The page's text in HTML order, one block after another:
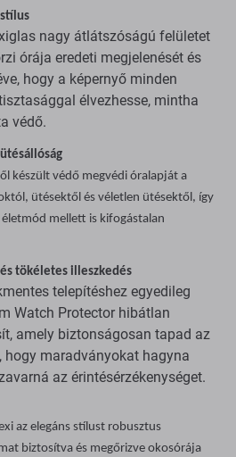
nagy átlátszóságú felületet
órája eredeti megjelenését és
hogy a képernyő minden
élvezhesse, mintha
védő.
készült védő megvédi óralapját a
ütésektől és véletlen ütésektől, így
mellett is kifogástalan
és tökéletes illeszkedés
telepítéshez egyedileg
Watch Protector hibátlan
amely biztonságosan tapad az
hogy maradványokat hagyna
az érintésérzékenységet.
az elegáns stílust robusztus
biztosítva és megőrizve okosórája